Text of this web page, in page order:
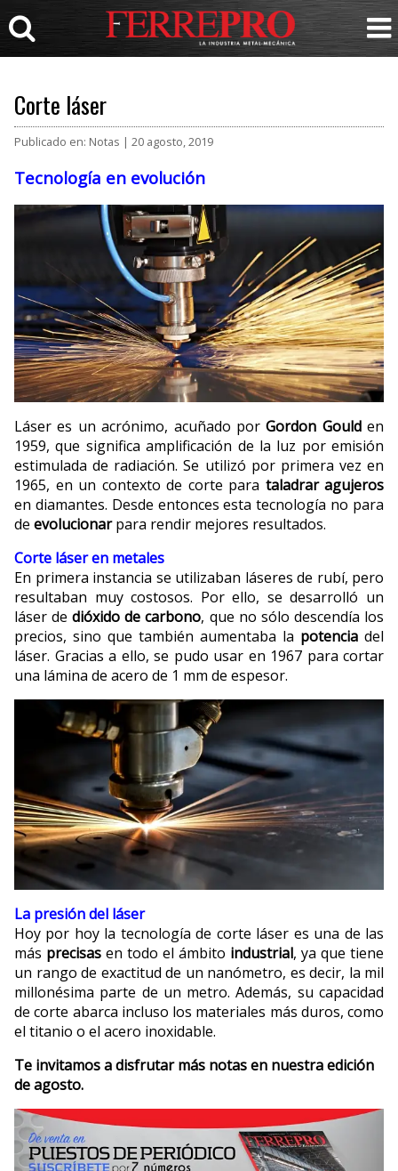
Corte láser
Publicado en: Notas | 20 agosto, 2019
Tecnología en evolución
Láser es un acrónimo, acuñado porGordon Goulden
1959, que significa amplificación de la luz por emisión
estimulada de radiación. Se utilizó por primera vez en
1965, en un contexto de corte para taladrar agujeros
en diamantes. Desde entonces esta tecnología no para
de evolucionarpara rendir mejores resultados.
Corte láser en metales
En primera instancia se utilizaban láseres de rubí, pero
resultaban muy costosos. Por ello, se desarrolló un
láser de dióxido de carbono, que no sólo descendía los
precios, sino que también aumentaba la potencia del
láser. Gracias a ello, se pudo usar en 1967 para cortar
una lámina de acero de 1 mm de espesor.
La presión del láser
Hoy por hoy la tecnología de corte láser es una de las
más precisas en todo el ámbito industrial, ya que tiene
un rango de exactitud de un nanómetro, es decir, la mil
millonésima parte de un metro. Además, su capacidad
de corte abarca incluso los materiales más duros, como
el titanio o el acero inoxidable.
Te invitamos a disfrutar más notas en nuestra edición
de agosto.